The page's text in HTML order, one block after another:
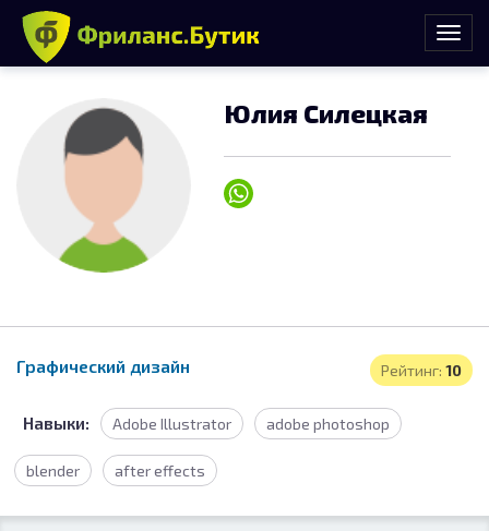
Юлия Силецкая
Рейтинг: 10
Графический дизайн
Навыки: Adobe Illustrator adobe photoshop
blender after effects